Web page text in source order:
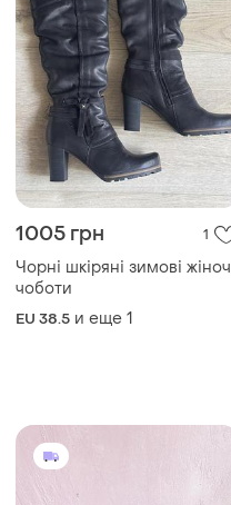
1005 грн 1
Чорні шкіряні зимові
чоботи
EU 38.5 и еще 1